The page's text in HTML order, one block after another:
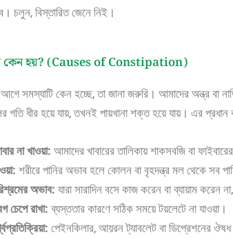
চলুন, বিস্তারিত জেনে নিই।
কেন হয়? (Causes of Constipation)
আগে সমস্যাটি কেন হচ্ছে, তা জানা জরুরি। আমাদের অন্ত্র
গতি ধীর হয়ে যায়, তখনই পায়খানা শক্ত হয়ে যায়। এর
না খাওয়া: আমাদের খাবারের তালিকায় শাকসবজি বা
শরীরে পানির অভাব হলে কোলন বা বৃহদন্ত্র মল থেকে সব
অভাব: যারা সারাদিন বসে কাজ করেন বা ব্যায়াম
চেপে রাখা:ব্যস্ততার কারণে সঠিক সময়ে টয়লেটে না যাওয়া।
পেইনকিলার, আয়রন ট্যাবলেট বা ডিপ্রেশনের ঔষধ